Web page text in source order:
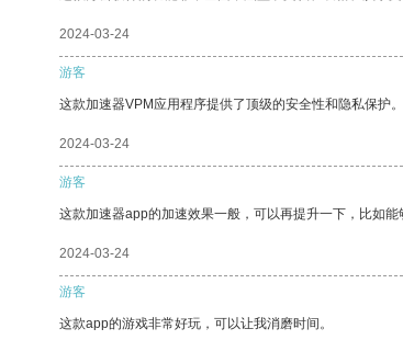
2024-03-24
游客
这款加速器VPM应用程序提供了顶级的安全性和隐私保护。
2024-03-24
游客
这款加速器app的加速效果一般，可以再提升一下，比如能
2024-03-24
游客
这款app的游戏非常好玩，可以让我消磨时间。